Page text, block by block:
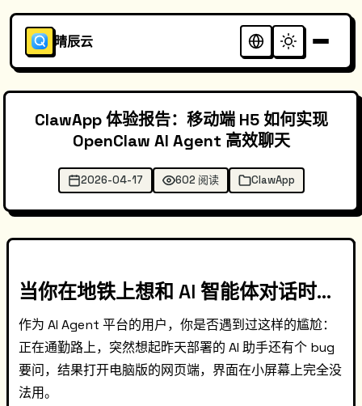
晴辰云
ClawApp 体验报告：移动端 H5 如何实现
OpenClaw AI Agent 高效聊天
2026-04-17 602 阅读 ClawApp
当你在地铁上想和 AI 智能体对话时...
作为 AI Agent 平台的用户，你是否遇到过这样的尴尬：
正在通勤路上，突然想起昨天部署的 AI 助手还有个 bug
要问，结果打开电脑版的网页端，界面在小屏幕上完全没
法用。